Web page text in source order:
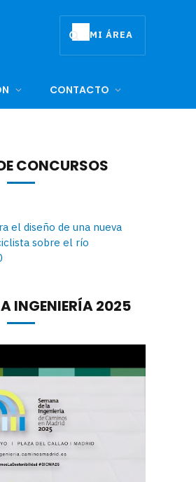
MI ÁREA
CONTACTO
CONCURSOS
el diseño de una nueva
sobre el río
INGENIERÍA 2025